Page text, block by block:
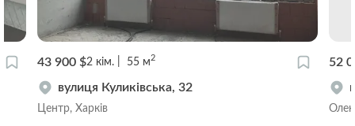
43 900 $2 кім. 55 м2
вулиця Куликівська, 32
Центр, Харків
52